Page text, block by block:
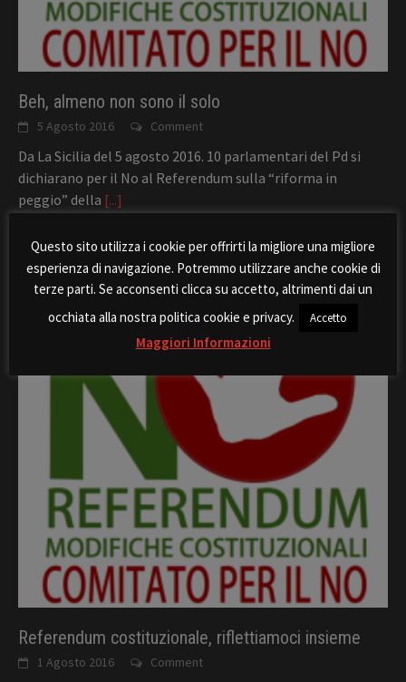
Beh, almeno non sono il solo
5 Agosto 2016 Comment
Da La Sicilia del 5 agosto 2016. 10 parlamentari del Pd si
dichiarano per il No al Referendum sulla “riforma in
peggio” della [...]
Referendum costituzionale, riflettiamoci insieme
1 Agosto 2016 Comment
Questo sito utilizza i cookie per offrirti la migliore una migliore
esperienza di navigazione. Potremmo utilizzare anche cookie di
terze parti. Se acconsenti clicca su accetto, altrimenti dai un
occhiata alla nostra politica cookie e privacy.
Accetto
Maggiori Informazioni